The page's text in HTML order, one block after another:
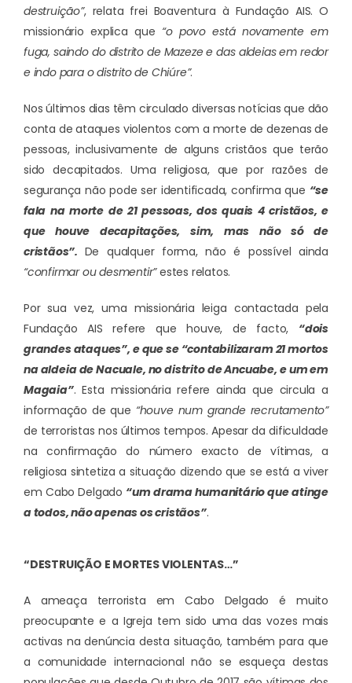
destruição”, relata frei Boaventura à Fundação AIS. O
missionário explica que “o povo está novamente em
fuga, saindo do distrito de Mazeze e das aldeias em redor
e indo para o distrito de Chiúre”.
Nos últimos dias têm circulado diversas notícias que dão
conta de ataques violentos com a morte de dezenas de
pessoas, inclusivamente de alguns cristãos que terão
sido decapitados. Uma religiosa, que por razões de
segurança não pode ser identificada, confirma que “se
fala na morte de 21 pessoas, dos quais 4 cristãos, e
que houve decapitações, sim, mas não só de
cristãos”. De qualquer forma, não é possível ainda
“confirmar ou desmentir”estes relatos.
Por sua vez, uma missionária leiga contactada pela
Fundação AIS refere que houve, de facto, “dois
grandes ataques”, e que se “contabilizaram 21 mortos
na aldeia de Nacuale, no distrito de Ancuabe, e um em
Magaia”. Esta missionária refere ainda que circula a
informação de que “houve num grande recrutamento”
de terroristas nos últimos tempos. Apesar da dificuldade
na confirmação do número exacto de vítimas, a
religiosa sintetiza a situação dizendo que se está a viver
em Cabo Delgado “um drama humanitário que atinge
a todos, não apenas os cristãos”.
“DESTRUIÇÃO E MORTES VIOLENTAS…”
A ameaça terrorista em Cabo Delgado é muito
preocupante e a Igreja tem sido uma das vozes mais
activas na denúncia desta situação, também para que
a comunidade internacional não se esqueça destas